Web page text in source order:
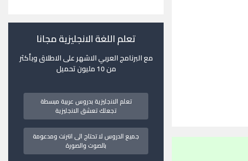
تعلم اللغة الانجليزية مجانا
مع البرنامج العربي الاشهر على الاطلاق وبأكثر
من 10 مليون تحميل
تعلم الانجليزية بدروس عربية مبسطة
تجعلك تعشق الانجليزية
جميع الدروس لا تحتاج الى انترنت ومدعومة
بالصوت والصورة